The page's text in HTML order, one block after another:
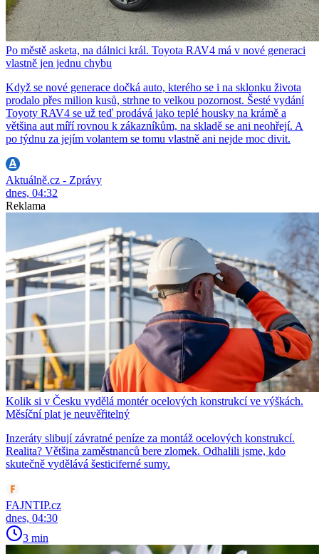
Po městě asketa, na dálnici král. Toyota RAV4 má v nové generaci
vlastně jen jednu chybu
Když se nové generace dočká auto, kterého se i na sklonku života
prodalo přes milion kusů, strhne to velkou pozornost. Šesté vydání
Toyoty RAV4 se už teď prodává jako teplé housky na krámě a
většina aut míří rovnou k zákazníkům, na skladě se ani neohřejí. A
po týdnu za jejím volantem se tomu vlastně ani nejde moc divit.
Aktuálně.cz - Zprávy
dnes, 04:32
Reklama
Kolik si v Česku vydělá montér ocelových konstrukcí ve výškách.
Měsíční plat je neuvěřitelný
Inzeráty slibují závratné peníze za montáž ocelových konstrukcí.
Realita? Většina zaměstnanců bere zlomek. Odhalili jsme, kdo
skutečně vydělává šesticiferné sumy.
FAJNTIP.cz
dnes, 04:30
3 min